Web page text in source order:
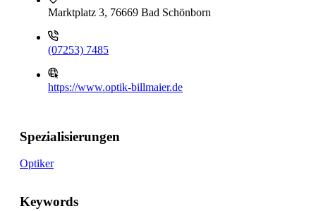
Marktplatz 3, 76669 Bad Schönborn
(07253) 7485
https://www.optik-billmaier.de
Spezialisierungen
Optiker
Keywords